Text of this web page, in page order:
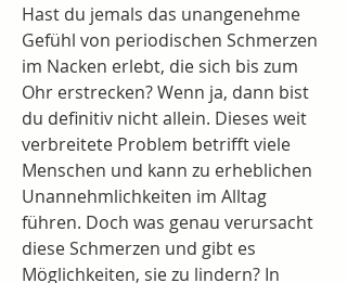
Hast du jemals das unangenehme
Gefühl von periodischen Schmerzen
im Nacken erlebt, die sich bis zum
Ohr erstrecken? Wenn ja, dann bist
du definitiv nicht allein. Dieses weit
verbreitete Problem betrifft viele
Menschen und kann zu erheblichen
Unannehmlichkeiten im Alltag
führen. Doch was genau verursacht
diese Schmerzen und gibt es
Möglichkeiten, sie zu lindern? In